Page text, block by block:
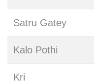
Satru Gatey
Kalo Pothi
Kri